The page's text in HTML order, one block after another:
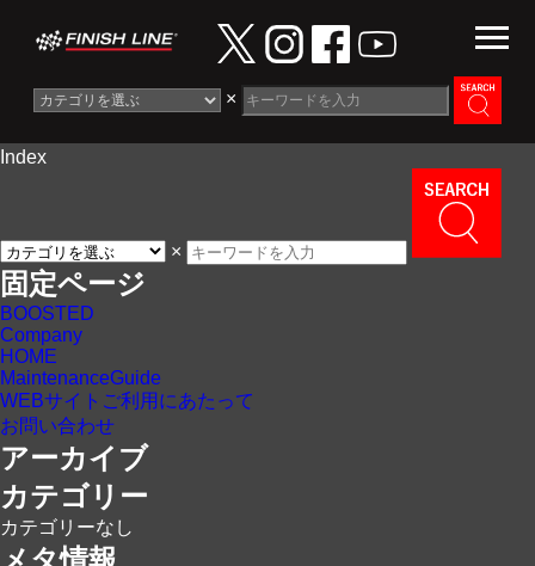
×
Information
Maintenance Guide
Contact
Index
×
固定ページ
BOOSTED
Company
HOME
MaintenanceGuide
WEBサイトご利用にあたって
お問い合わせ
アーカイブ
カテゴリー
カテゴリーなし